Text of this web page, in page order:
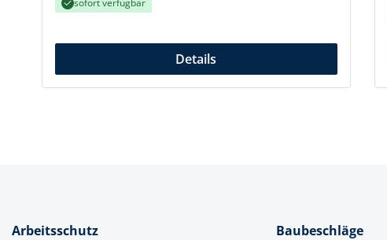
sofort verfügbar
Details
Arbeitsschutz Baubeschläge